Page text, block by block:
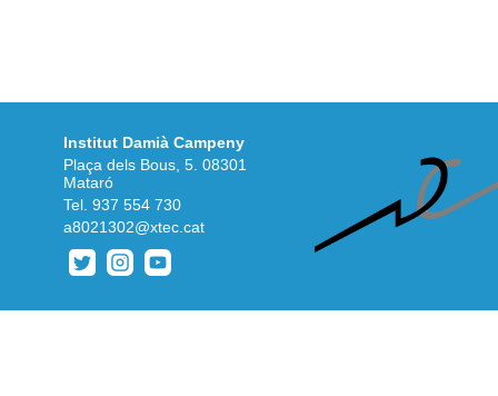
Institut Damià Campeny
Plaça dels Bous, 5. 08301
Mataró
Tel. 937 554 730
a8021302@xtec.cat